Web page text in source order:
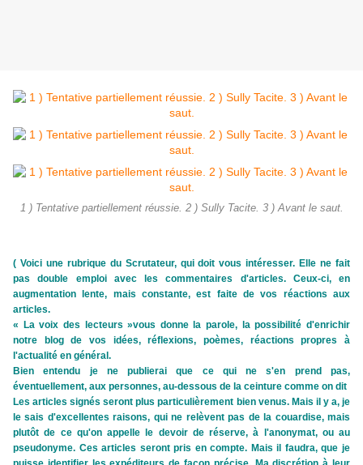
1 ) Tentative partiellement réussie. 2 ) Sully Tacite. 3 ) Avant le saut.
( Voici une rubrique du Scrutateur, qui doit vous intéresser. Elle ne fait
pas double emploi avec les commentaires d'articles. Ceux-ci, en
augmentation lente, mais constante, est faite de vos réactions aux
articles.
« La voix des lecteurs »vous donne la parole, la possibilité d'enrichir
notre blog de vos idées, réflexions, poèmes, réactions propres à
l'actualité en général.
Bien entendu je ne publierai que ce qui ne s'en prend pas,
éventuellement, aux personnes, au-dessous de la ceinture comme on dit
Les articles signés seront plus particulièrement bien venus. Mais il y a, je
le sais d'excellentes raisons, qui ne relèvent pas de la couardise, mais
plutôt de ce qu'on appelle le devoir de réserve, à l'anonymat, ou au
pseudonyme. Ces articles seront pris en compte. Mais il faudra, que je